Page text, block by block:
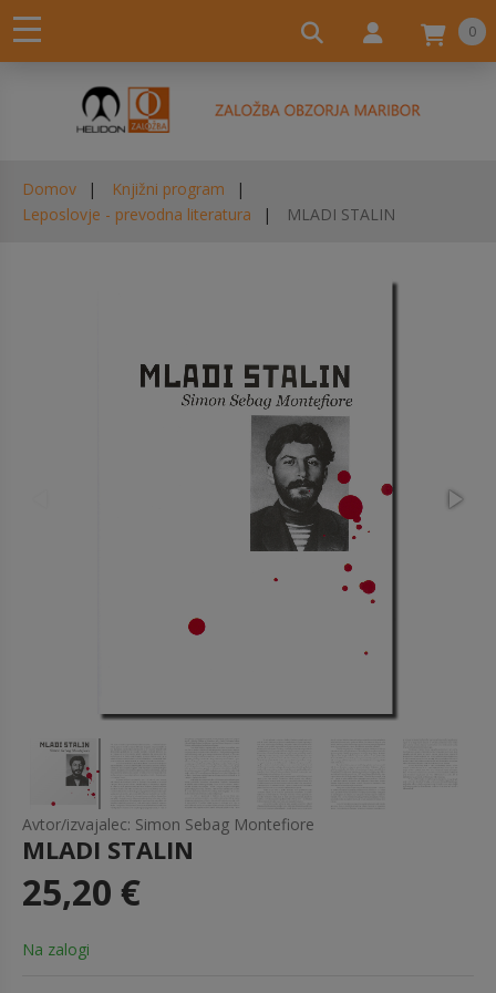
0
Domov
Knjižni program
Leposlovje - prevodna literatura
MLADI STALIN
Avtor/izvajalec: Simon Sebag Montefiore
MLADI STALIN
25,20 €
Na zalogi